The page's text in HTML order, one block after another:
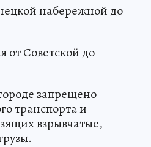
набережной до
от Советской до
запрещено
транспорта и
взрывчатые,